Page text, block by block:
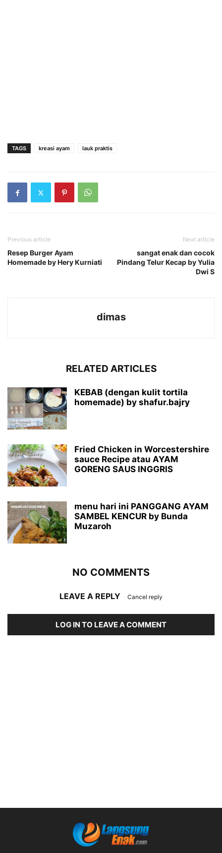
TAGS kreasi ayam lauk praktis
Previous article
Resep Burger Ayam
Homemade by Hery Kurniati
Next article
sangat enak dan cocok
Pindang Telur Kecap by Yulia
Dwi S
dimas
RELATED ARTICLES
KEBAB (dengan kulit tortila
homemade) by shafur.bajry
Fried Chicken in Worcestershire
sauce Recipe atau AYAM
GORENG SAUS INGGRIS
menu hari ini PANGGANG AYAM
SAMBEL KENCUR by Bunda
Muzaroh
NO COMMENTS
LEAVE A REPLY Cancel reply
LOG IN TO LEAVE A COMMENT